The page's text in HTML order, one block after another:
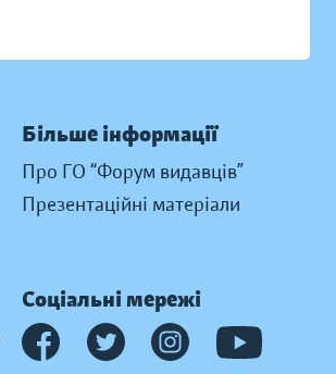
Більше інформації
Про ГО “Форум видавців”
Презентаційні матеріали
Соціальні мережі